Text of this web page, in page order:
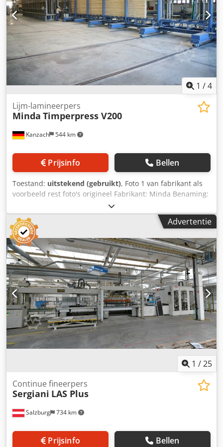
1 /4
Kanzach 544 km
Lijm-lamineerpers
Minda Timperpress V200
Prijsinfo Bellen
Toestand: uitstekend (gebruikt), Foto 1 van fabrikant als
voorbeeld rest foto's origineel Fabrikant: Minda Benaming:
Timper Press V 200 Technische gegevens: Hoofdpersdruk
van onderen: Aantal perskamers: 2 maximaal.
lamelbreedte: 270 mm Max. lengte van de gelamineerde
balk: tot 18 m Lijmstraalcontour: recht Zijdelingse uitlijning
van de latten: inbegrepen Druksysteem: hydraulisch
Permanente drukregeling: inbegrepen Dkedpfohtd E Aox
Anrer Verpakking: apart Toevoer / afvoer: in lengterichting
Advertentie
1 /25
Salzburg 734 km
Continue fineerpers
Sergiani LAS Plus
Prijsinfo Bellen